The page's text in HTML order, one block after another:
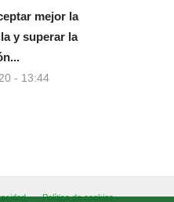
mejor la
y superar la
- 13:44
Política de cookies